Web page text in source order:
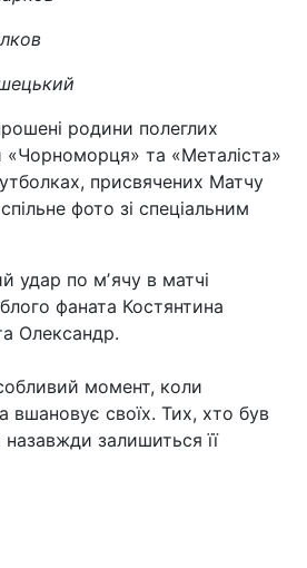
родини полеглих
«Чорноморця» та «Металіста»
присвячених Матчу
фото зі спеціальним
удар по мʼячу в матчі
фаната Костянтина
Олександр.
момент, коли
вшановує своїх. Тих, хто був
залишиться її